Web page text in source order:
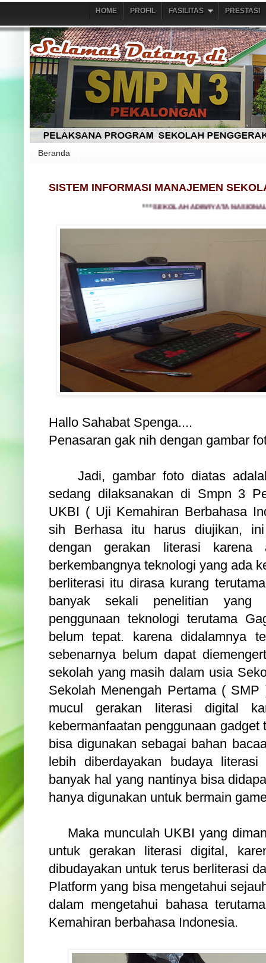
HOME PROFIL FASILITAS PRESTASI
Beranda
SISTEM INFORMASI MANAJEMEN
SEKOLAH ADIWIYATA NASIONAL dan
Hallo Sahabat Spenga....
Penasaran gak nih dengan gambar
Jadi, gambar foto diatas
sedang dilaksanakan di Smpn 3
UKBI ( Uji Kemahiran Berbahasa
sih Berhasa itu harus diujikan,
dengan gerakan literasi
berkembangnya teknologi yang ada
berliterasi itu dirasa kurang
banyak sekali penelitian yang
penggunaan teknologi terutama
belum tepat. karena didalamnya
sebenarnya belum dapat
sekolah yang masih dalam usia
Sekolah Menengah Pertama (
mucul gerakan literasi digital
kebermanfaatan penggunaan
bisa digunakan sebagai bahan
lebih diberdayakan budaya
banyak hal yang nantinya bisa
hanya digunakan untuk bermain
Maka munculah UKBI yang
untuk gerakan literasi digital,
dibudayakan untuk terus berliterasi
Platform yang bisa mengetahui
dalam mengetahui bahasa
Kemahiran berbahasa Indonesia.